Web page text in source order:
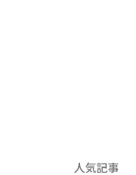
人気記事